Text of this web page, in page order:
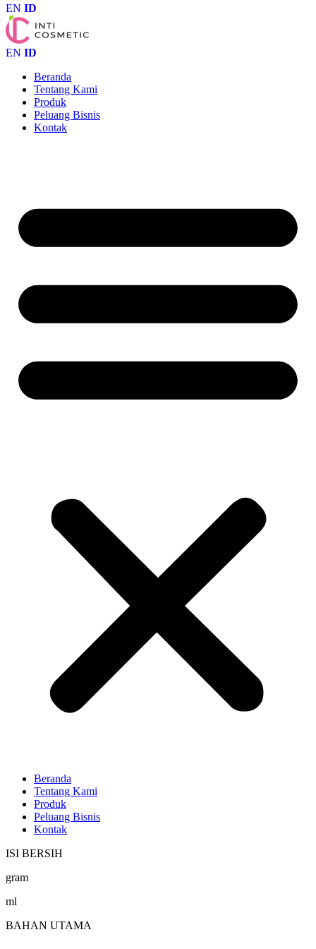
EN ID
EN ID
Beranda
Tentang Kami
Produk
Peluang Bisnis
Kontak
Beranda
Tentang Kami
Produk
Peluang Bisnis
Kontak
ISI BERSIH
gram
ml
BAHAN UTAMA